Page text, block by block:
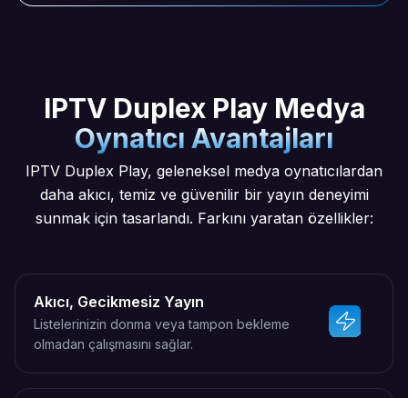
IPTV Duplex Play Medya
Oynatıcı Avantajları
IPTV Duplex Play, geleneksel medya oynatıcılardan
daha akıcı, temiz ve güvenilir bir yayın deneyimi
sunmak için tasarlandı. Farkını yaratan özellikler:
Akıcı, Gecikmesiz Yayın
Listelerinizin donma veya tampon bekleme
olmadan çalışmasını sağlar.